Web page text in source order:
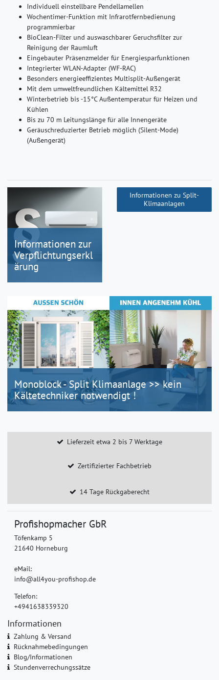
Individuell einstellbare Pendellamellen
Wochentimer-Funktion mit Infrarotfernbedienung
programmierbar
BioClean-Filter und auswaschbarer Geruchsfilter zur
Reinigung der Raumluft
Eingebauter Präsenzmelder für Energiesparfunktionen
Integrierter WLAN-Adapter (WF-RAC)
Besonders energieeffizientes Multisplit-Außengerät
Mit dem umweltfreundlichen Kältemittel R32
Winterbetrieb bis -15°C Außentemperatur für Heizen und
Kühlen
Bis zu 70 m Leitungslänge für alle Innengeräte
Geräuschreduzierter Betrieb möglich (Silent-Mode)
(Außengerät)
Informationen zur
Verpflichtungserkl
ärung
Informationen zu Split-
Klimaanlagen
Monoblock - Split Klimaanlage >> kein
Kältetechniker notwendigt !
Lieferzeit etwa 2 bis 7 Werktage
Zertifizierter Fachbetrieb
14 Tage Rückgaberecht
Profishopmacher GbR
Töfenkamp 5
21640 Horneburg
eMail:
info@all4you-profishop.de
Telefon:
+4941638339320
Informationen
Zahlung & Versand
Rücknahmebedingungen
Blog/Informationen
Stundenverrechungssätze